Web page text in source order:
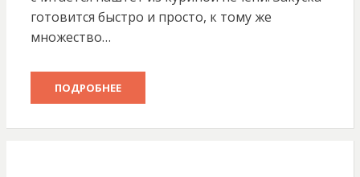
готовится быстро и просто, к тому же
множество…
ПОДРОБНЕЕ